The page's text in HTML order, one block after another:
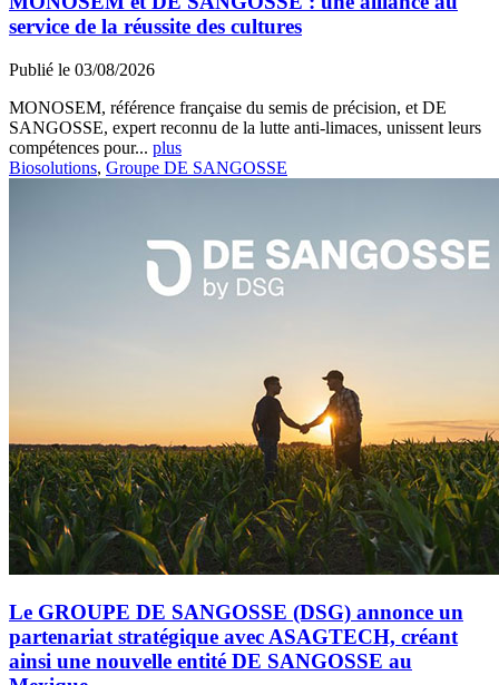
service de la réussite des cultures
Publié le 03/08/2026
MONOSEM, référence française du semis de précision, et DE
SANGOSSE, expert reconnu de la lutte anti-limaces, unissent leurs
compétences pour... plus
Biosolutions, Groupe DE SANGOSSE
Le GROUPE DE SANGOSSE (DSG) annonce un
partenariat stratégique avec ASAGTECH, créant
ainsi une nouvelle entité DE SANGOSSE au